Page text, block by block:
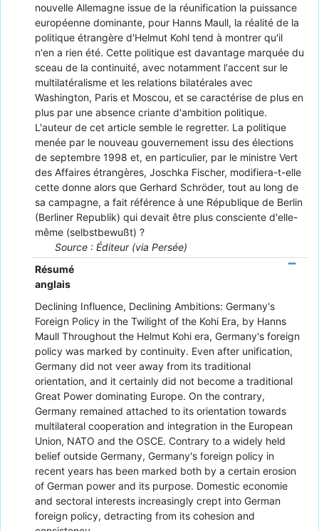
nouvelle Allemagne issue de la réunification la puissance
européenne dominante, pour Hanns Maull, la réalité de la
politique étrangère d'Helmut Kohl tend à montrer qu'il
n'en a rien été. Cette politique est davantage marquée du
sceau de la continuité, avec notamment l'accent sur le
multilatéralisme et les relations bilatérales avec
Washington, Paris et Moscou, et se caractérise de plus en
plus par une absence criante d'ambition politique.
L'auteur de cet article semble le regretter. La politique
menée par le nouveau gouvernement issu des élections
de septembre 1998 et, en particulier, par le ministre Vert
des Affaires étrangères, Joschka Fischer, modifiera-t-elle
cette donne alors que Gerhard Schröder, tout au long de
sa campagne, a fait référence à une République de Berlin
(Berliner Republik) qui devait être plus consciente d'elle-
même (selbstbewußt) ?
Source : Éditeur (via Persée)
Résumé
anglais
Declining Influence, Declining Ambitions: Germany's
Foreign Policy in the Twilight of the Kohi Era, by Hanns
Maull Throughout the Helmut Kohi era, Germany's foreign
policy was marked by continuity. Even after unification,
Germany did not veer away from its traditional
orientation, and it certainly did not become a traditional
Great Power dominating Europe. On the contrary,
Germany remained attached to its orientation towards
multilateral cooperation and integration in the European
Union, NATO and the OSCE. Contrary to a widely held
belief outside Germany, Germany's foreign policy in
recent years has been marked both by a certain erosion
of German power and its purpose. Domestic economie
and sectoral interests increasingly crept into German
foreign policy, detracting from its cohesion and